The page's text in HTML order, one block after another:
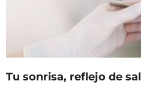
Tu sonrisa, reflejo de